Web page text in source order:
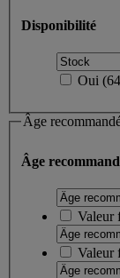
Disponibilité
Oui (64
Âge
Âge
Valeur
Valeur